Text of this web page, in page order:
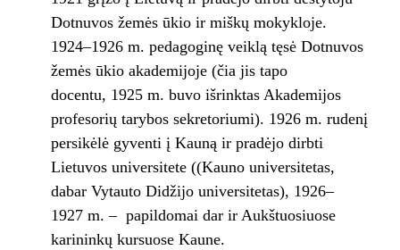
Dotnuvos žemės ūkio ir miškų mokykloje.
1924–1926 m. pedagoginę veiklą tęsė Dotnuvos
žemės ūkio akademijoje (čia jis tapo
docentu, 1925 m. buvo išrinktas Akademijos
profesorių tarybos sekretoriumi). 1926 m. rudenį
persikėlė gyventi į Kauną ir pradėjo dirbti
Lietuvos universitete ((Kauno universitetas,
dabar Vytauto Didžijo universitetas), 1926–
1927 m. – papildomai dar ir Aukštuosiuose
karininkų kursuose Kaune.